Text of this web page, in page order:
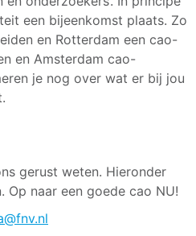
een bijeenkomst plaats. Zo
en Rotterdam een cao-
en Amsterdam cao-
je nog over wat er bij jou
gerust weten. Hieronder
Op naar een goede cao NU!